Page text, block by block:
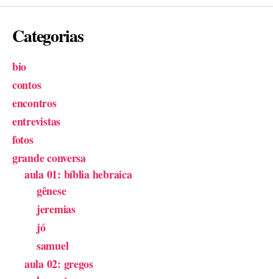
Categorias
bio
contos
encontros
entrevistas
fotos
grande conversa
aula 01: bíblia hebraica
gênese
jeremias
jó
samuel
aula 02: gregos